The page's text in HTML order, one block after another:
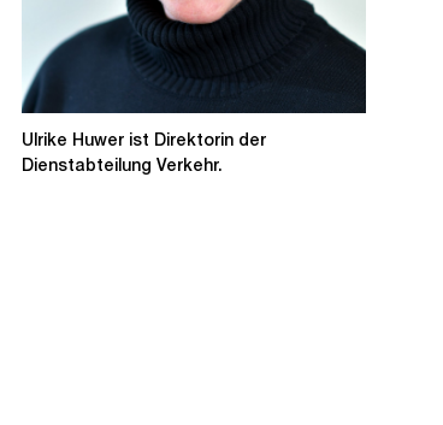
Ulrike Huwer ist Direktorin der
Dienstabteilung Verkehr.